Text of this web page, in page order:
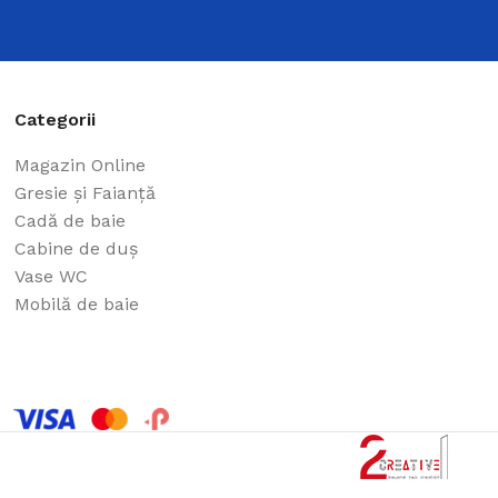
Categorii
Magazin Online
Gresie și Faianță
Cadă de baie
Cabine de duș
Vase WC
Mobilă de baie